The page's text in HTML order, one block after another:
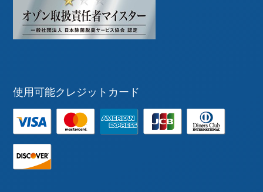
使用可能クレジットカード